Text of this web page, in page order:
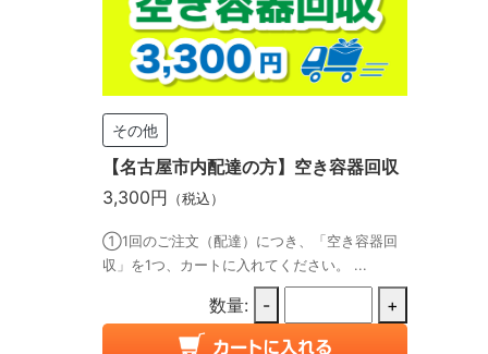
その他
【名古屋市内配達の方】空き容器回収
3,300円
（税込）
①1回のご注文（配達）につき、「空き容器回
収」を1つ、カートに入れてください。 ...
数量: - +